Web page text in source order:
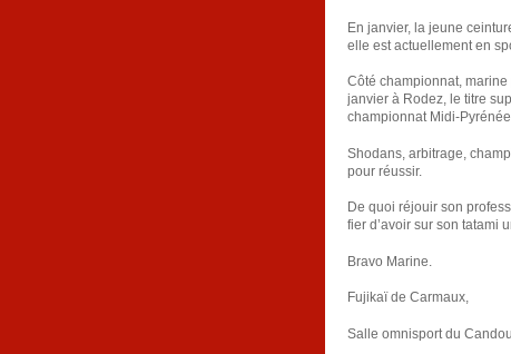
En janvier, la jeune
elle est actuellement en
Côté championnat,
janvier à Rodez, le titre
championnat Midi-
Shodans, arbitrage,
pour réussir.
De quoi réjouir son
fier d’avoir sur son tatami
Bravo Marine.
Fujikaï de Carmaux,
Salle omnisport du Candou,